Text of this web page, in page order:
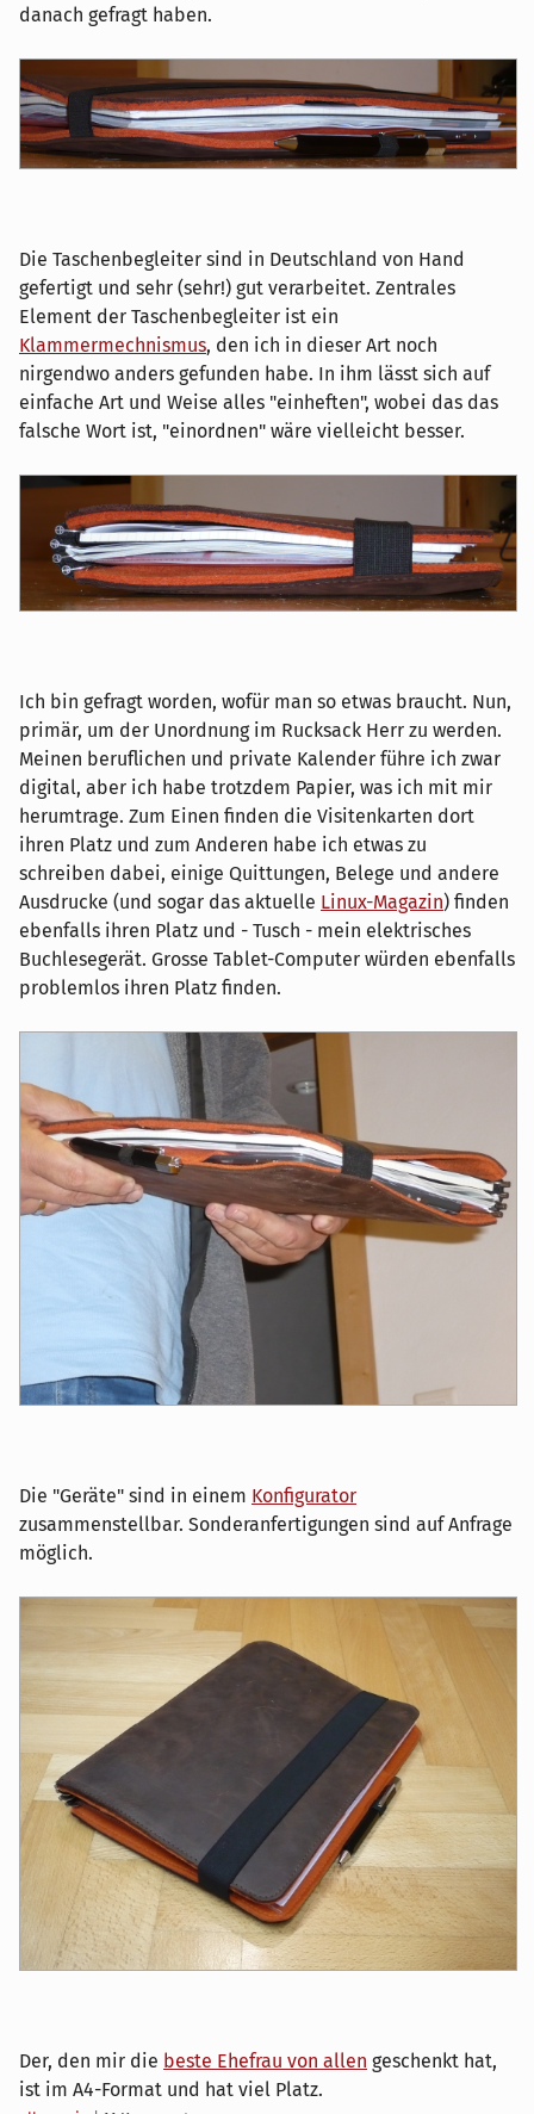
danach gefragt haben.
Die Taschenbegleiter sind in Deutschland von Hand
gefertigt und sehr (sehr!) gut verarbeitet. Zentrales
Element der Taschenbegleiter ist ein
Klammermechnismus, den ich in dieser Art noch
nirgendwo anders gefunden habe. In ihm lässt sich auf
einfache Art und Weise alles "einheften", wobei das das
falsche Wort ist, "einordnen" wäre vielleicht besser.
Ich bin gefragt worden, wofür man so etwas braucht. Nun,
primär, um der Unordnung im Rucksack Herr zu werden.
Meinen beruflichen und private Kalender führe ich zwar
digital, aber ich habe trotzdem Papier, was ich mit mir
herumtrage. Zum Einen finden die Visitenkarten dort
ihren Platz und zum Anderen habe ich etwas zu
schreiben dabei, einige Quittungen, Belege und andere
Ausdrucke (und sogar das aktuelle Linux-Magazin) finden
ebenfalls ihren Platz und - Tusch - mein elektrisches
Buchlesegerät. Grosse Tablet-Computer würden ebenfalls
problemlos ihren Platz finden.
Die "Geräte" sind in einem Konfigurator
zusammenstellbar. Sonderanfertigungen sind auf Anfrage
möglich.
Der, den mir die beste Ehefrau von allen geschenkt hat,
ist im A4-Format und hat viel Platz.